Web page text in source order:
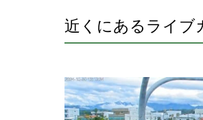
近くにあるライブ